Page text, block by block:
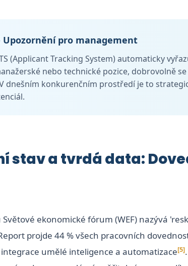
Upozornění pro management
(Applicant Tracking System) automaticky
nebo technické pozice, dobrovolně
dnešním konkurenčním prostředí je to
stav a tvrdá data:
ekonomické fórum (WEF) nazývá
projde 44 % všech pracovních
umělé inteligence a automatizace[5]